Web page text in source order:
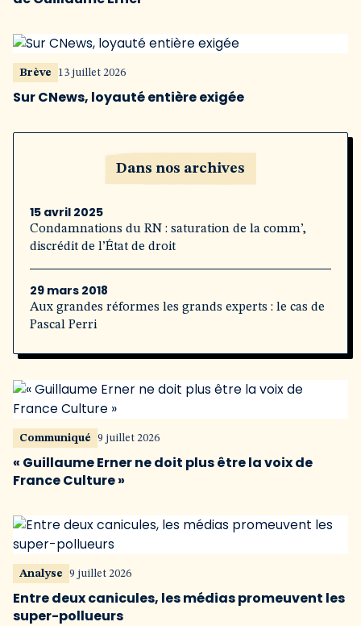
Brève 13 juillet 2026
Sur CNews, loyauté entière exigée
Dans nos archives
15 avril 2025
Condamnations du RN : saturation de la comm’,
discrédit de l’État de droit
29 mars 2018
Aux grandes réformes les grands experts : le cas de
Pascal Perri
Communiqué 9 juillet 2026
« Guillaume Erner ne doit plus être la voix de
France Culture »
Analyse 9 juillet 2026
Entre deux canicules, les médias promeuvent les
super-pollueurs